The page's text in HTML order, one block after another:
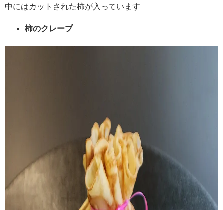
中にはカットされた柿が入っています
柿のクレープ